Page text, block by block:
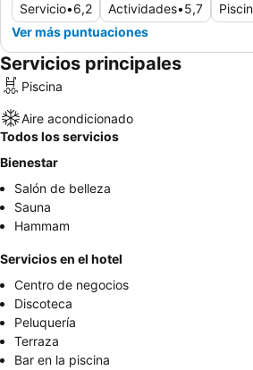
Servicio•6,2 Actividades•5,7
Ver más puntuaciones
Servicios principales
Piscina
Aire acondicionado
Todos los servicios
Bienestar
Salón de belleza
Sauna
Hammam
Servicios en el hotel
Centro de negocios
Discoteca
Peluquería
Terraza
Bar en la piscina